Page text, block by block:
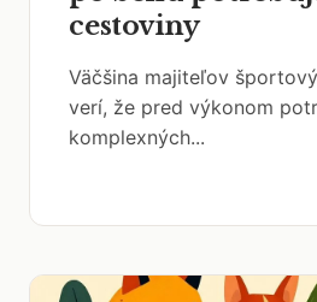
cestoviny
Väčšina majiteľov
verí, že pred výkonom
komplexných...